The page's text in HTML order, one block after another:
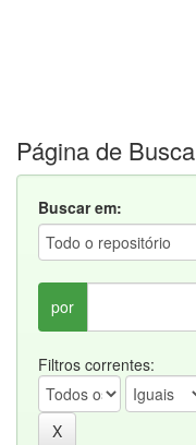
Página de Busca
Buscar em:
por
Filtros correntes: